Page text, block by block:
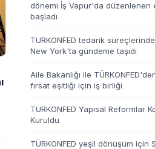
dönemi İş Vapur'da düzenlenen
başladı
TÜRKONFED tedarik
New York'ta gündeme taşıdı
Aile Bakanlığı ile
fırsat eşitliği için iş birliği
TÜRKONFED Yapısal Reformlar
Kuruldu
TÜRKONFED yeşil dönüşüm için